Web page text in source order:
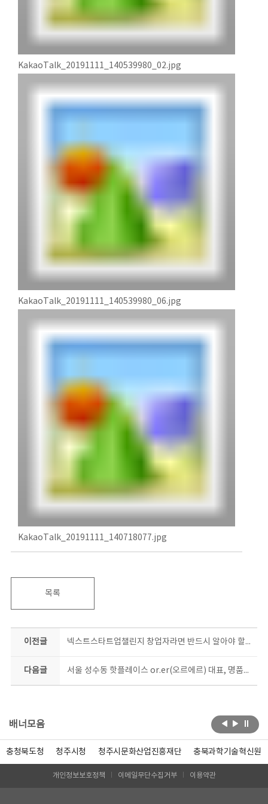
KakaoTalk_20191111_140539980_02.jpg
KakaoTalk_20191111_140539980_06.jpg
KakaoTalk_20191111_140718077.jpg
목록
이전글 넥스트스타트업챌린지 창업자라면 반드시 알아야 할 TIPS(사진)
다음글 서울 성수동 핫플레이스 or.er(오르에르) 대표, 명품클래스 3회차 강연!
배너모음
충청북도청 청주시청 청주시문화산업진흥재단 충북과학기술혁신원
개인정보보호정책 이메일무단수집거부 이용약관